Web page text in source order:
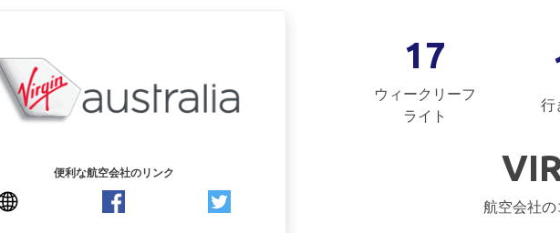
便利な航空会社のリンク
17
ウィークリーフ
ライト
行
航空会社